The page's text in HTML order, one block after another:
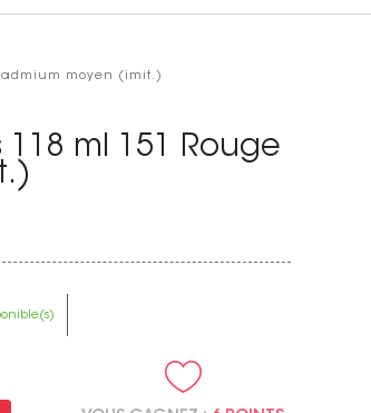
moyen (imit.)
ml 151 Rouge